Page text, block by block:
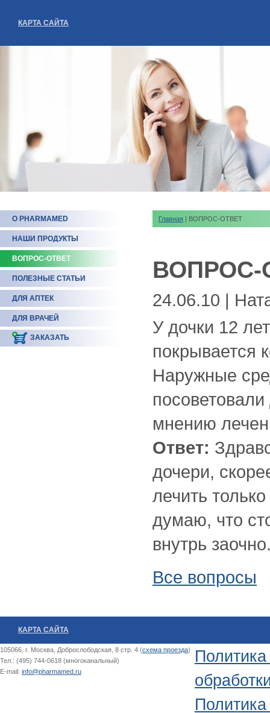
КАРТА САЙТА
О PHARMAMED
НАШИ ПРОДУКТЫ
ВОПРОС-ОТВЕТ
ПОЛЕЗНЫЕ СТАТЬИ
ДЛЯ АПТЕК
ДЛЯ ВРАЧЕЙ
ЗАКАЗАТЬ
Главная | ВОПРОС-ОТВЕТ
ВОПРОС-
24.06.10 |
У дочки 12
покрывается
Наружные
мнению
Ответ:
дочери,
лечить
думаю, что
внутрь
Все вопросы
КАРТА САЙТА
105066, г. Москва, Доброслободская, 8 стр. 4 (схема проезда)
Тел.: (495) 744-0618 (многоканальный)
E-mail: info@pharmamed.ru